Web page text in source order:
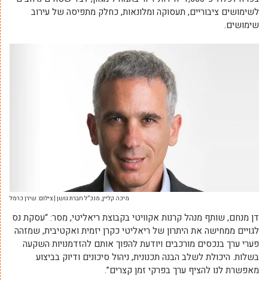
לשימושים ציבוריים, תעסוקה ומלונאות, כחלק מתפיסה של עירוב
שימושים.
מיכה קליין, מנכ”ל חברת גושן | צילום: שירן כרמל
דן מנחם, שותף מנהל קרנות אקוויטי בקבוצת ריאליטי, מסר: “עסקת נס
לגויים ממחישה את היתרון של ריאליטי כקרן יזמית ואקטיבית, שמזהה
פערי ערך בנכסים מורכבים ויודעת להפוך אותם להזדמנויות השקעה
בשלות. היכולת לשלב הבנה תכנונית, ניהול סיכונים ודיוק בביצוע
מאפשרת לנו להציף ערך בפרקי זמן קצרים”.